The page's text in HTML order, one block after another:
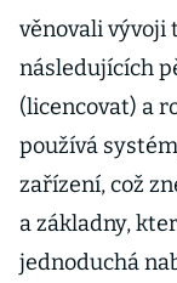
věnovali vývoji
následujících
(licencovat) a
používá
zařízení, což
a základny,
jednoduchá